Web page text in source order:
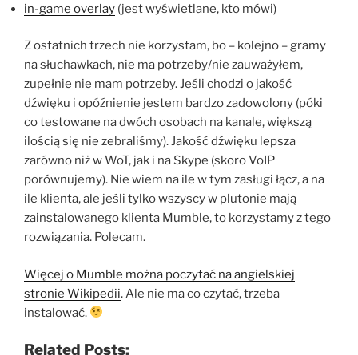
in-game overlay (jest wyświetlane, kto mówi)
Z ostatnich trzech nie korzystam, bo – kolejno – gramy
na słuchawkach, nie ma potrzeby/nie zauważyłem,
zupełnie nie mam potrzeby. Jeśli chodzi o jakość
dźwięku i opóźnienie jestem bardzo zadowolony (póki
co testowane na dwóch osobach na kanale, większą
ilością się nie zebraliśmy). Jakość dźwięku lepsza
zarówno niż w WoT, jak i na Skype (skoro VoIP
porównujemy). Nie wiem na ile w tym zasługi łącz, a na
ile klienta, ale jeśli tylko wszyscy w plutonie mają
zainstalowanego klienta Mumble, to korzystamy z tego
rozwiązania. Polecam.
Więcej o Mumble można poczytać na angielskiej
stronie Wikipedii. Ale nie ma co czytać, trzeba
instalować.
Related Posts: